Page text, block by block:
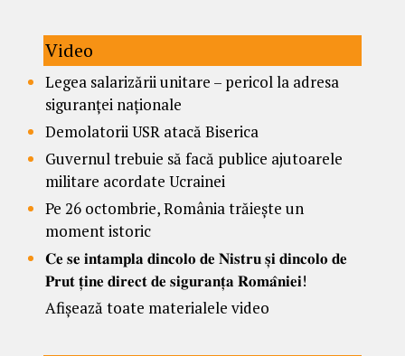
Video
Legea salarizării unitare – pericol la adresa
siguranței naționale
Demolatorii USR atacă Biserica
Guvernul trebuie să facă publice ajutoarele
militare acordate Ucrainei
Pe 26 octombrie, România trăiește un
moment istoric
𝐂𝐞 𝐬𝐞 𝐢𝐧𝐭𝐚𝐦𝐩𝐥𝐚 𝐝𝐢𝐧𝐜𝐨𝐥𝐨 𝐝𝐞 𝐍𝐢𝐬𝐭𝐫𝐮 𝐬̦𝐢 𝐝𝐢𝐧𝐜𝐨𝐥𝐨 𝐝𝐞
𝐏𝐫𝐮𝐭 𝐭̦𝐢𝐧𝐞 𝐝𝐢𝐫𝐞𝐜𝐭 𝐝𝐞 𝐬𝐢𝐠𝐮𝐫𝐚𝐧𝐭̦𝐚 𝐑𝐨𝐦𝐚̂𝐧𝐢𝐞𝐢!
Afișează toate materialele video